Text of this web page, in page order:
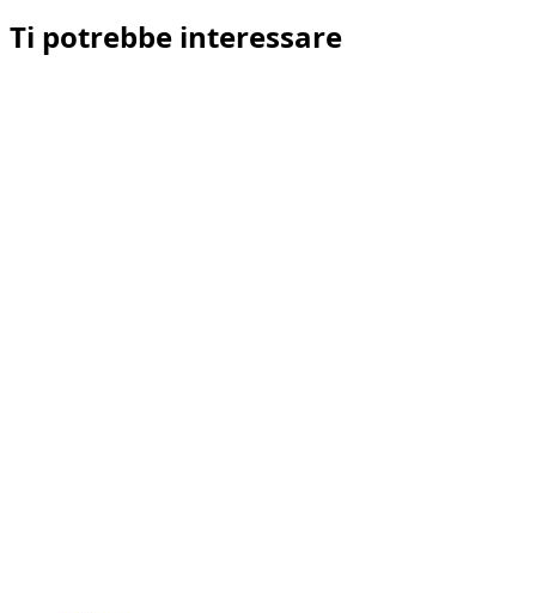
Ti potrebbe interessare